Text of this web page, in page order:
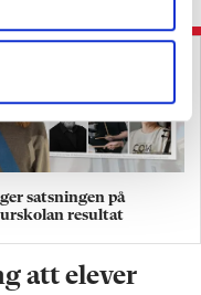
satsningen på
resultat
att elever